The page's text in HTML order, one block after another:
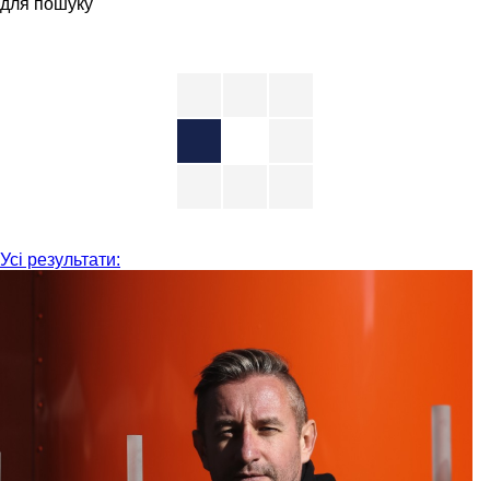
Усі результати: